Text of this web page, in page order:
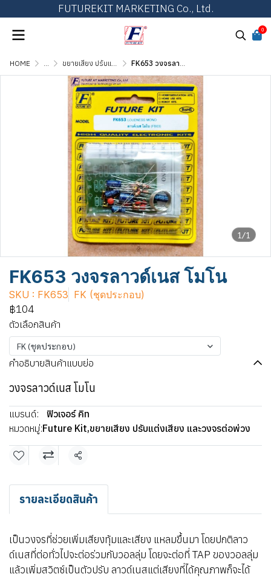
FUTUREKIT MARKETING Co., Ltd.
0
HOME ... ขยายเสียง ปรับแต่งเสียง และวงจรต่อพ่วง FK653 วงจรลาวด์เนส โมโน
1/1
FK653 วงจรลาวด์เนส โมโน
SKU : FK653 FK (ชุดประกอบ)
฿104
ตัวเลือกสินค้า
FK (ชุดประกอบ)
คำอธิบายสินค้าแบบย่อ
วงจรลาวด์เนส โมโน
แบรนด์:
ฟิวเจอร์ คิท
หมวดหมู่:Future Kit,ขยายเสียง ปรับแต่งเสียง และวงจรต่อพ่วง
แชร์
รายละเอียดสินค้า
เป็นวงจรที่ช่วยเพิ่มเสียงทุ้มและเสียง แหลมขึ้นมา โดยปกติลาว
ด์เนสที่ต่อทั่วไปจะต่อร่วมกับวอลลุ่ม โดยจะต่อที่ TAP ของวอลลุ่ม
แล้วเพิ่มสวิตซ์เป็นตัวปรับ ลาวด์เนสแต่เสียงที่ได้คุณภาพก็จะได้